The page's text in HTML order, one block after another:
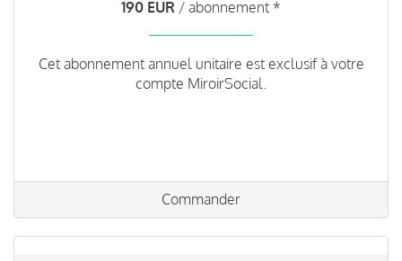
190 EUR / abonnement *
Cet abonnement annuel unitaire est exclusif à votre
compte MiroirSocial.
Commander